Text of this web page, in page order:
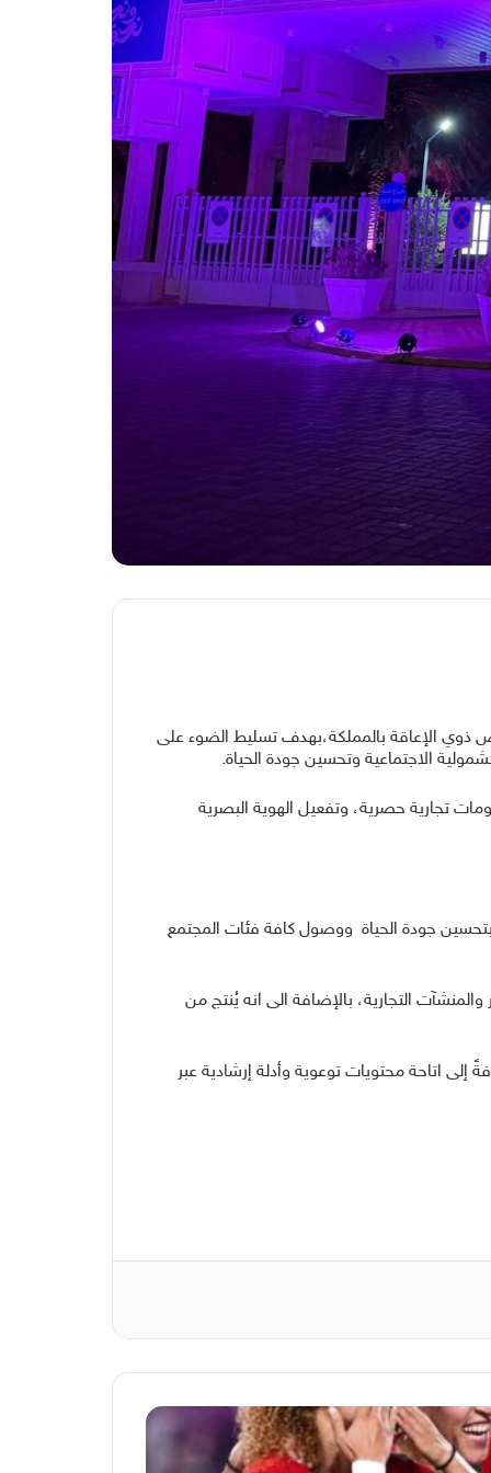
2025 “، والتي اطلقتها هيئة رعاية الأشخاص ذوي الإعاقة بالمملكة،بهدف تسليط الضوء على
الاجتماعية وتحسين جودة الحياة.
إتاحة خصومات تجارية حصرية، وتفعيل الهوية البصرية
بتحسين جودة الحياة ووصول كافة فئات المجتمع
التجارية، بالإضافة الى انه يُنتج من
اتاحة محتويات توعوية وأدلة إرشادية عبر